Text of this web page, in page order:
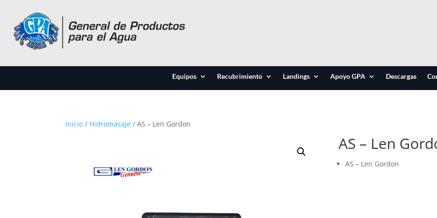
Equipos Recubrimiento Landings Apoyo GPA Descargas
Inicio / Hidromasaje / AS – Len Gordon
AS – Len
AS – Len Gordon